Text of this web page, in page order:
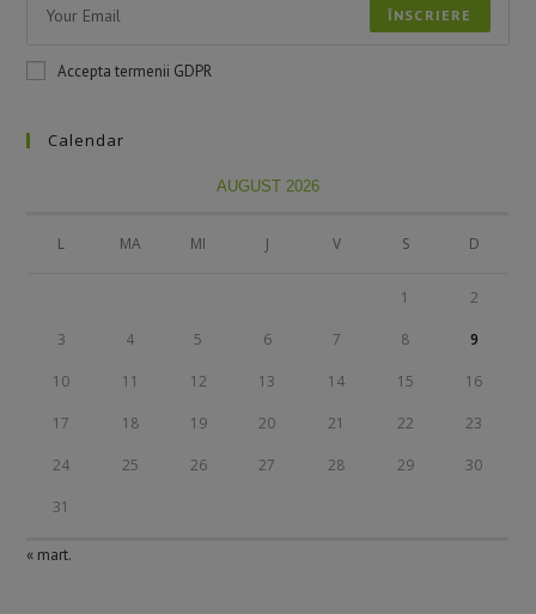
ÎNSCRIERE
Accepta termenii GDPR
Calendar
AUGUST 2026
L MA MI J V S D
1 2
3 4 5 6 7 8 9
10 11 12 13 14 15 16
17 18 19 20 21 22 23
24 25 26 27 28 29 30
31
« mart.